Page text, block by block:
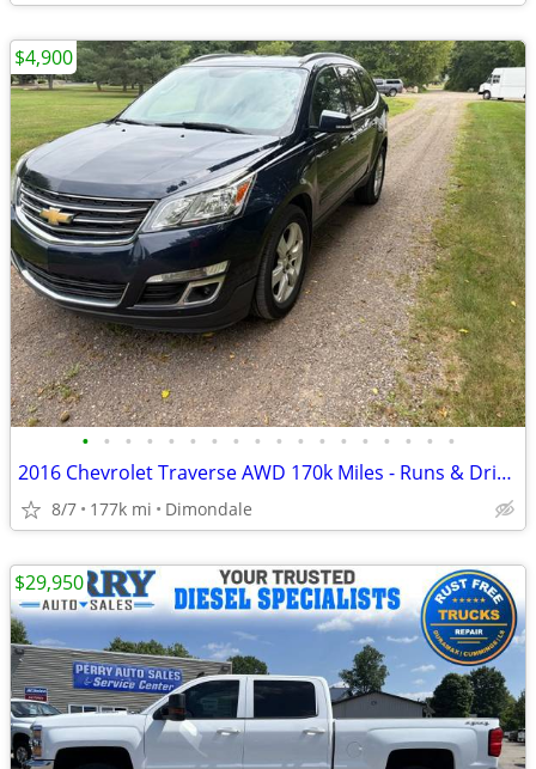
• • • • • • • • • • • • • • • • • •
2016 Chevrolet Traverse AWD 170k Miles - Runs & Drives Great
8/7 177k mi Dimondale
$4,900
$29,950